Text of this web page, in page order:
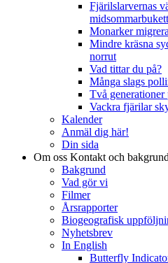
Fjärilslarvernas
midsommarbukett
Monarker
Mindre kräsna
norrut
Vad tittar du på?
Många slags
Två
Vackra fjärilar
Kalender
Anmäl dig här!
Din sida
Om oss Kontakt och bakgrund
Bakgrund
Vad gör vi
Filmer
Årsrapporter
Biogeografisk
Nyhetsbrev
In English
Butterfly